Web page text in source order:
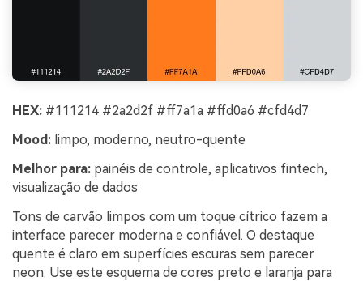
HEX: #111214 #2a2d2f #ff7a1a #ffd0a6 #cfd4d7
Mood: limpo, moderno, neutro-quente
Melhor para: painéis de controle, aplicativos fintech,
visualização de dados
Tons de carvão limpos com um toque cítrico fazem a
interface parecer moderna e confiável. O destaque
quente é claro em superfícies escuras sem parecer
neon. Use este esquema de cores preto e laranja para